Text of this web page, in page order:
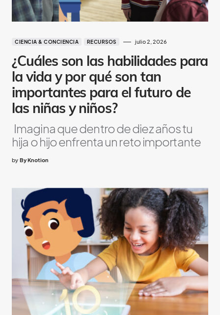
CIENCIA & CONCIENCIA RECURSOS julio 2, 2026
¿Cuáles son las habilidades para
la vida y por qué son tan
importantes para el futuro de
las niñas y niños?
Imagina que dentro de diez años tu
hija o hijo enfrenta un reto importante
by By Knotion